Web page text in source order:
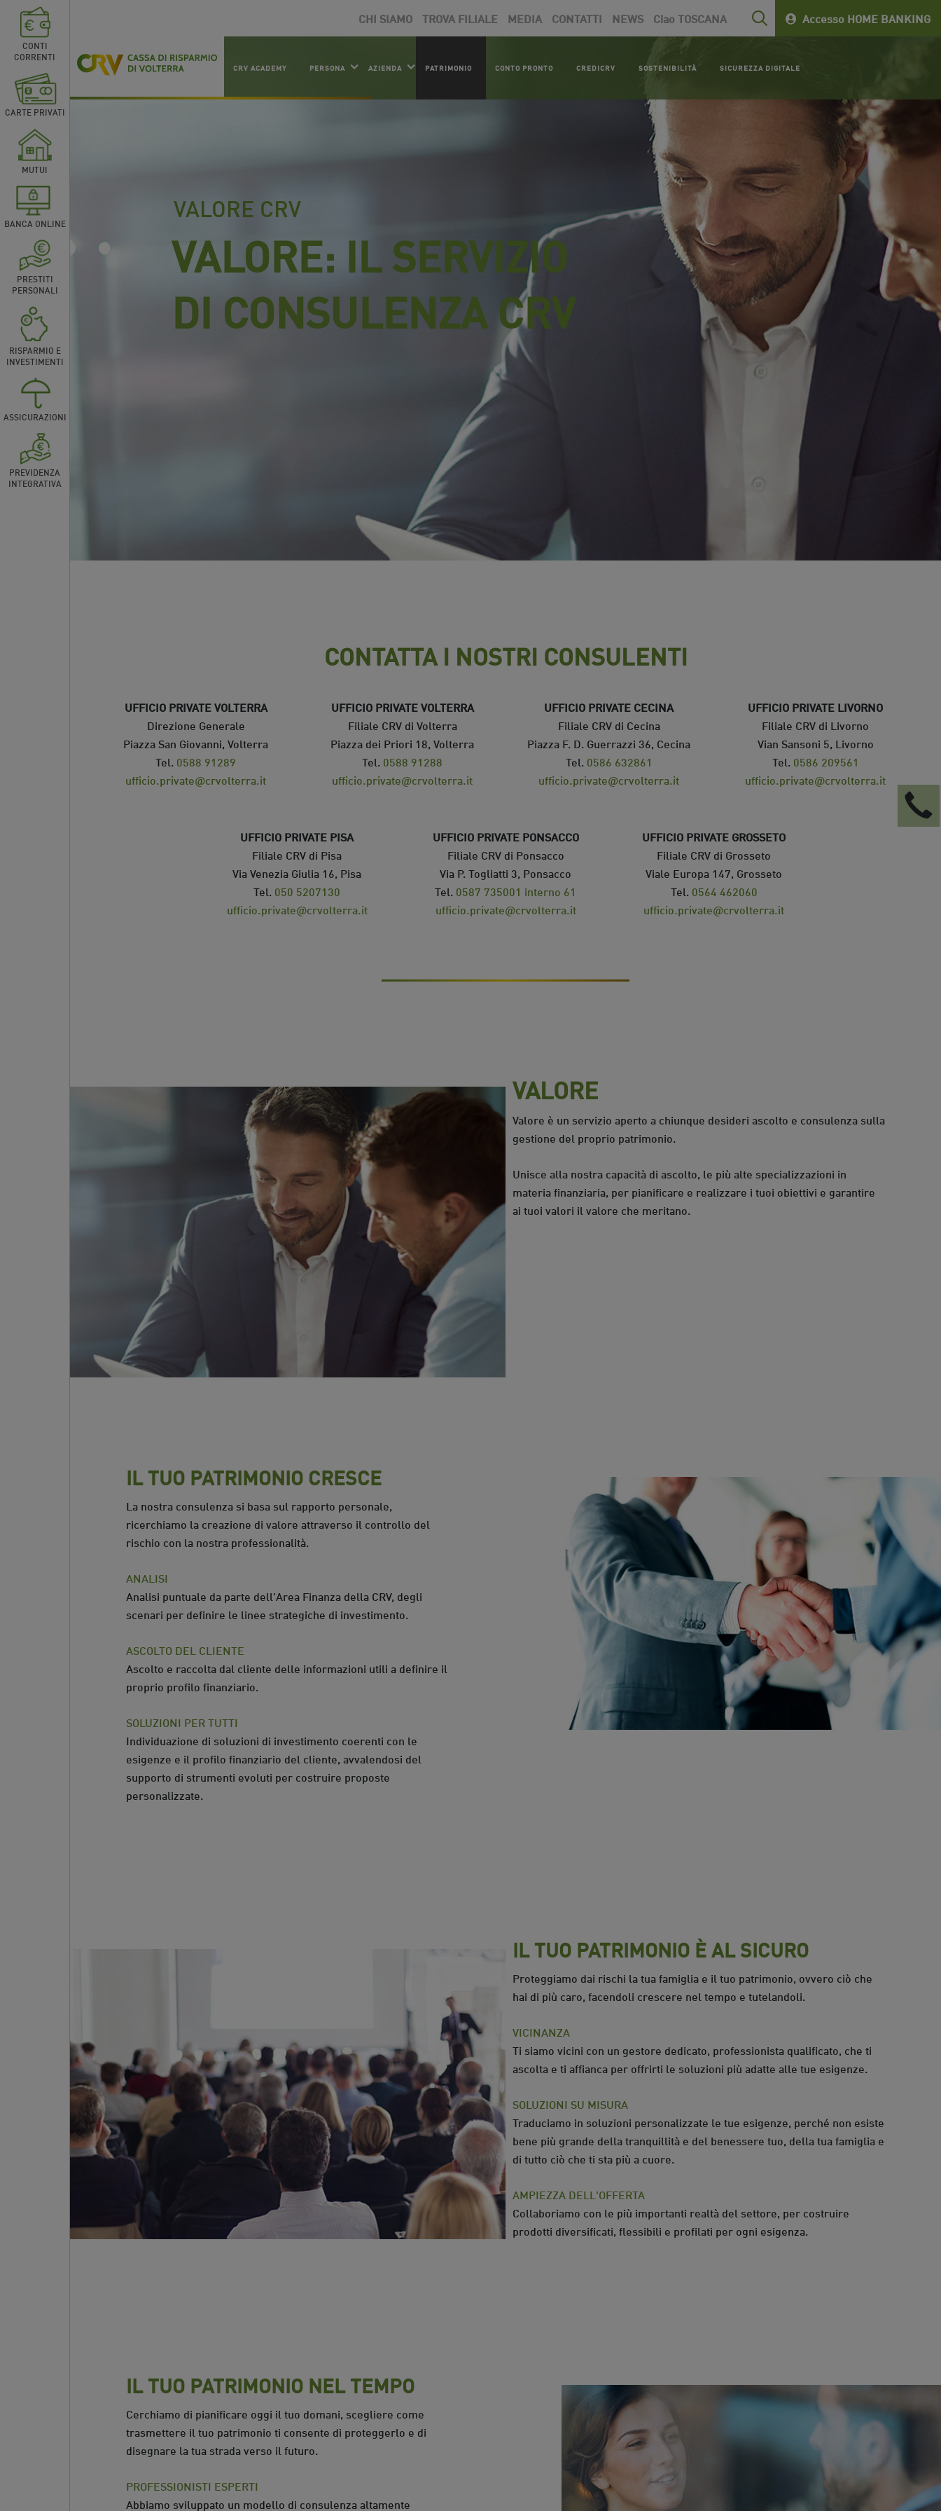
Accesso HOME BANKING
CHI SIAMO TROVA FILIALE MEDIA CONTATTI NEWS Ciao TOSCANA
CRV ACADEMY PERSONA AZIENDA PATRIMONIO CONTO PRONTO CREDICRV SOSTENIBILITÀ SICUREZZA DIGITALE
CONTI
CORRENTI
CARTE PRIVATI
MUTUI
BANCA ONLINE
PRESTITI
PERSONALI
RISPARMIO E
INVESTIMENTI
ASSICURAZIONI
PREVIDENZA
INTEGRATIVA
VALORE CRV
VALORE: IL SERVIZIO
DI CONSULENZA CRV
CONTATTA I NOSTRI CONSULENTI
UFFICIO PRIVATE VOLTERRA
Direzione Generale
Piazza San Giovanni, Volterra
Tel. 0588 91289
ufficio.private@crvolterra.it
UFFICIO PRIVATE VOLTERRA
Filiale CRV di Volterra
Piazza dei Priori 18, Volterra
Tel. 0588 91288
ufficio.private@crvolterra.it
UFFICIO PRIVATE CECINA
Filiale CRV di Cecina
Piazza F. D. Guerrazzi 36, Cecina
Tel. 0586 632861
ufficio.private@crvolterra.it
UFFICIO PRIVATE LIVORNO
Filiale CRV di Livorno
Vian Sansoni 5, Livorno
Tel. 0586 209561
ufficio.private@crvolterra.it
UFFICIO PRIVATE PISA
Filiale CRV di Pisa
Via Venezia Giulia 16, Pisa
Tel. 050 5207130
ufficio.private@crvolterra.it
UFFICIO PRIVATE PONSACCO
Filiale CRV di Ponsacco
Via P. Togliatti 3, Ponsacco
Tel. 0587 735001 interno 61
ufficio.private@crvolterra.it
UFFICIO PRIVATE GROSSETO
Filiale CRV di Grosseto
Viale Europa 147, Grosseto
Tel. 0564 462060
ufficio.private@crvolterra.it
VALORE
Valore è un servizio aperto a chiunque desideri ascolto e consulenza sulla
gestione del proprio patrimonio.
Unisce alla nostra capacità di ascolto, le più alte specializzazioni in
materia finanziaria, per pianificare e realizzare i tuoi obiettivi e garantire
ai tuoi valori il valore che meritano.
IL TUO PATRIMONIO CRESCE
La nostra consulenza si basa sul rapporto personale,
ricerchiamo la creazione di valore attraverso il controllo del
rischio con la nostra professionalità.
ANALISI
Analisi puntuale da parte dell'Area Finanza della CRV, degli
scenari per definire le linee strategiche di investimento.
ASCOLTO DEL CLIENTE
Ascolto e raccolta dal cliente delle informazioni utili a definire il
proprio profilo finanziario.
SOLUZIONI PER TUTTI
Individuazione di soluzioni di investimento coerenti con le
esigenze e il profilo finanziario del cliente, avvalendosi del
supporto di strumenti evoluti per costruire proposte
personalizzate.
IL TUO PATRIMONIO È AL SICURO
Proteggiamo dai rischi la tua famiglia e il tuo patrimonio, ovvero ciò che
hai di più caro, facendoli crescere nel tempo e tutelandoli.
VICINANZA
Ti siamo vicini con un gestore dedicato, professionista qualificato, che ti
ascolta e ti affianca per offrirti le soluzioni più adatte alle tue esigenze.
SOLUZIONI SU MISURA
Traduciamo in soluzioni personalizzate le tue esigenze, perché non esiste
bene più grande della tranquillità e del benessere tuo, della tua famiglia e
di tutto ciò che ti sta più a cuore.
AMPIEZZA DELL'OFFERTA
Collaboriamo con le più importanti realtà del settore, per costruire
prodotti diversificati, flessibili e profilati per ogni esigenza.
IL TUO PATRIMONIO NEL TEMPO
Cerchiamo di pianificare oggi il tuo domani, scegliere come
trasmettere il tuo patrimonio ti consente di proteggerlo e di
disegnare la tua strada verso il futuro.
PROFESSIONISTI ESPERTI
Abbiamo sviluppato un modello di consulenza altamente